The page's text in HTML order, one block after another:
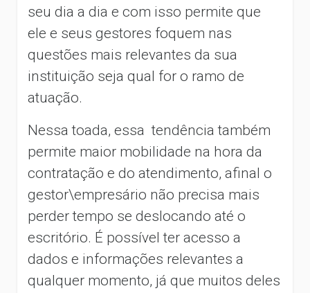
seu dia a dia e com isso permite que
ele e seus gestores foquem nas
questões mais relevantes da sua
instituição seja qual for o ramo de
atuação.
Nessa toada, essa tendência também
permite maior mobilidade na hora da
contratação e do atendimento, afinal o
gestor\empresário não precisa mais
perder tempo se deslocando até o
escritório. É possível ter acesso a
dados e informações relevantes a
qualquer momento, já que muitos deles